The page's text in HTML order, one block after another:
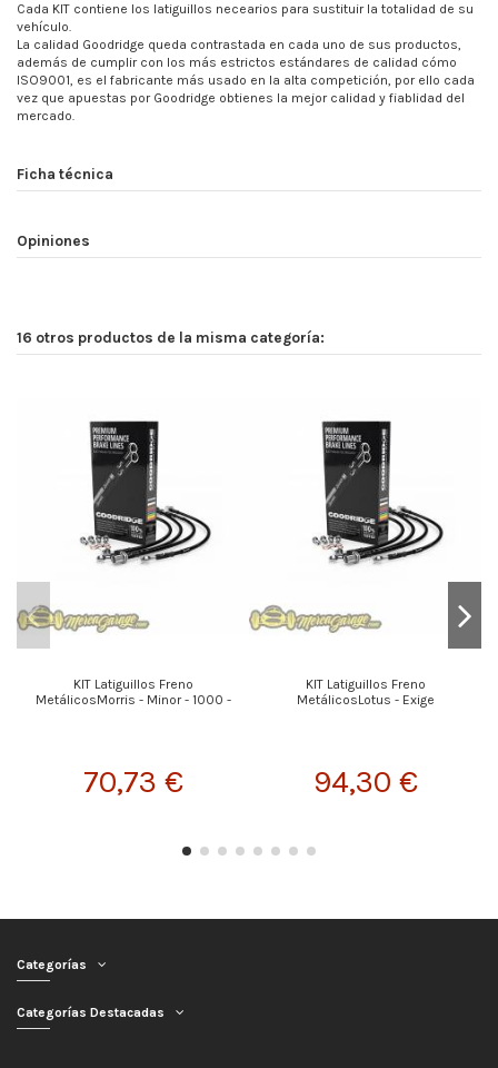
Cada KIT contiene los latiguillos necearios para sustituir la totalidad de su
vehículo.
La calidad Goodridge queda contrastada en cada uno de sus productos,
además de cumplir con los más estrictos estándares de calidad cómo
ISO9001, es el fabricante más usado en la alta competición, por ello cada
vez que apuestas por Goodridge obtienes la mejor calidad y fiablidad del
mercado.
Ficha técnica
Opiniones
16 otros productos de la misma categoría:
KIT Latiguillos Freno
MetálicosMorris - Minor - 1000 -
70,73 €
KIT Latiguillos Freno
MetálicosLotus - Exige
94,30 €
Categorías
Categorías Destacadas